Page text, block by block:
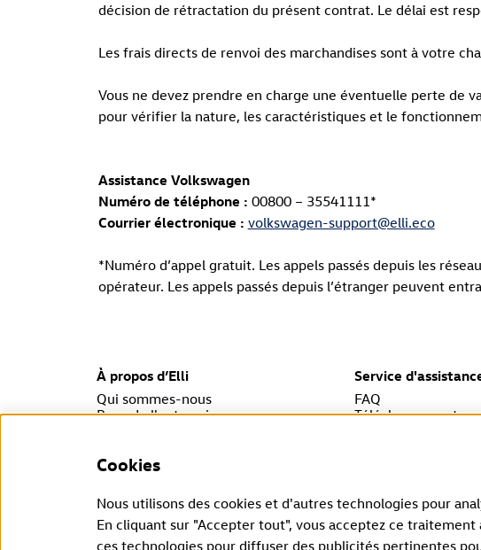
décision de rétractation du présent contrat. Le délai est
Les frais directs de renvoi des marchandises sont à votre
Vous ne devez prendre en charge une éventuelle perte de
pour vérifier la nature, les caractéristiques et le
Assistance Volkswagen
Numéro de téléphone : 00800 – 35541111*
Courrier électronique : volkswagen-support@elli.eco
*Numéro d’appel gratuit. Les appels passés depuis les
opérateur. Les appels passés depuis l’étranger peuvent
À propos d’Elli
Qui sommes-nous
Page de l'entreprise
Service
FAQ
Téléchargements
Cookies
Nous utilisons des cookies et d'autres technologies pour
En cliquant sur "Accepter tout", vous acceptez ce
ces technologies pour diffuser des publicités pertinentes